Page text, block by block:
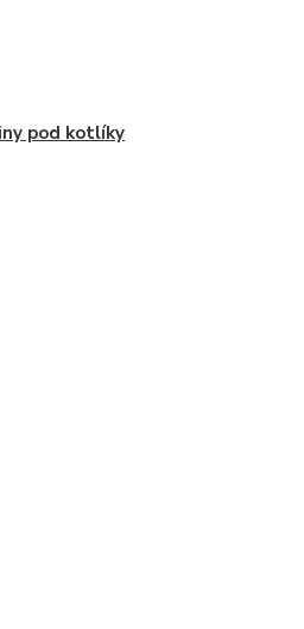
pod kotlíky